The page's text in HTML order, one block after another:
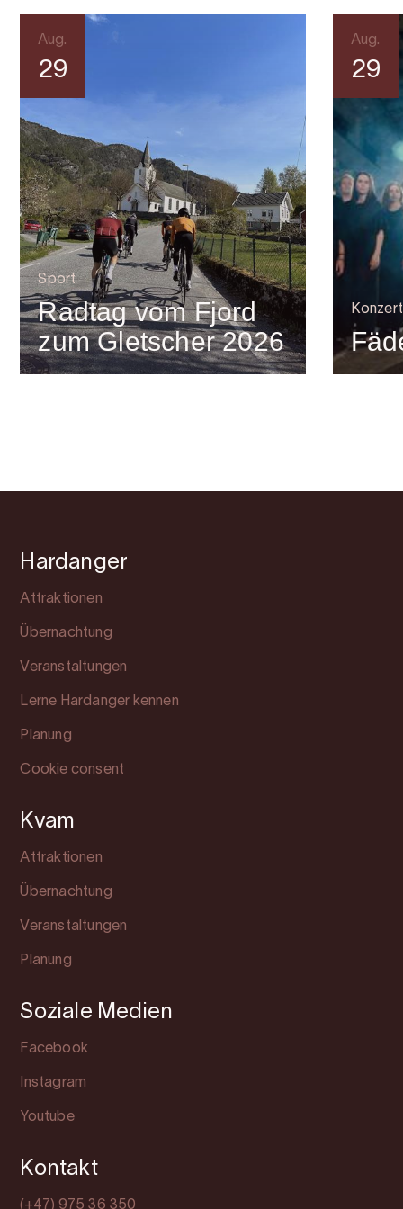
Aug.
29
Sport
Radtag vom Fjord
zum Gletscher 2026
Aug.
29
Konzert
Hardanger
Attraktionen
Übernachtung
Veranstaltungen
Lerne Hardanger kennen
Planung
Cookie consent
Kvam
Attraktionen
Übernachtung
Veranstaltungen
Planung
Soziale Medien
Facebook
Instagram
Youtube
Kontakt
(+47) 975 36 350